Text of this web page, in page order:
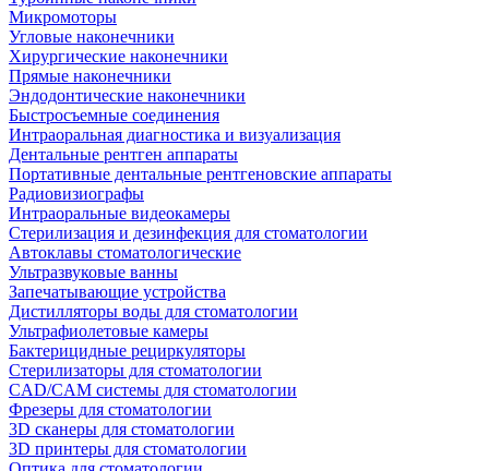
Микромоторы
Угловые наконечники
Хирургические наконечники
Прямые наконечники
Эндодонтические наконечники
Быстросъемные соединения
Интраоральная диагностика и визуализация
Дентальные рентген аппараты
Портативные дентальные рентгеновские аппараты
Радиовизиографы
Интраоральные видеокамеры
Стерилизация и дезинфекция для стоматологии
Автоклавы стоматологические
Ультразвуковые ванны
Запечатывающие устройства
Дистилляторы воды для стоматологии
Ультрафиолетовые камеры
Бактерицидные рециркуляторы
Стерилизаторы для стоматологии
CAD/CAM системы для стоматологии
Фрезеры для стоматологии
3D cканеры для стоматологии
3D принтеры для стоматологии